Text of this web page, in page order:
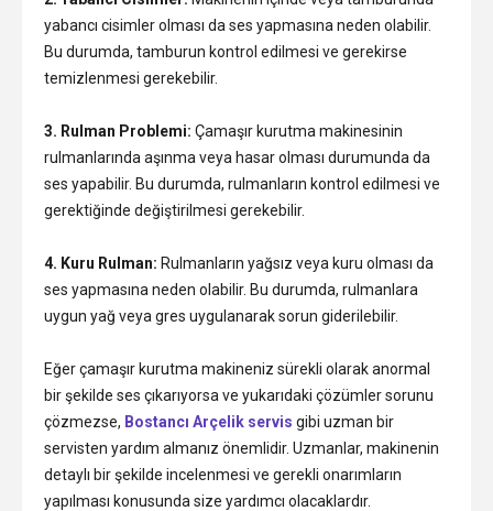
yabancı cisimler olması da ses yapmasına neden olabilir.
Bu durumda, tamburun kontrol edilmesi ve gerekirse
temizlenmesi gerekebilir.
3. Rulman Problemi: Çamaşır kurutma makinesinin
rulmanlarında aşınma veya hasar olması durumunda da
ses yapabilir. Bu durumda, rulmanların kontrol edilmesi ve
gerektiğinde değiştirilmesi gerekebilir.
4. Kuru Rulman: Rulmanların yağsız veya kuru olması da
ses yapmasına neden olabilir. Bu durumda, rulmanlara
uygun yağ veya gres uygulanarak sorun giderilebilir.
Eğer çamaşır kurutma makineniz sürekli olarak anormal
bir şekilde ses çıkarıyorsa ve yukarıdaki çözümler sorunu
çözmezse, Bostancı Arçelik servis gibi uzman bir
servisten yardım almanız önemlidir. Uzmanlar, makinenin
detaylı bir şekilde incelenmesi ve gerekli onarımların
yapılması konusunda size yardımcı olacaklardır.